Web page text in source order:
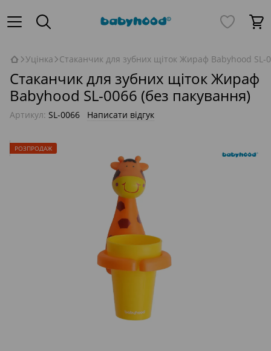
Уцінка Стаканчик для зубних щіток Жираф Babyhood SL-
Стаканчик для зубних щіток Жираф
Babyhood SL-0066 (без пакування)
Артикул: SL-0066 Написати відгук
РОЗПРОДАЖ